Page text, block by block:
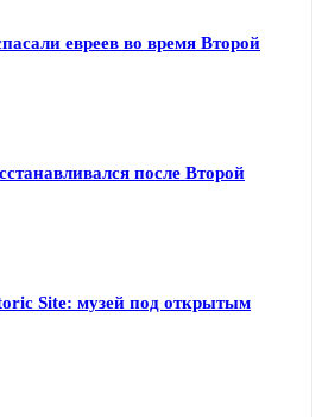
евреев во время Второй
после Второй
Site: музей под открытым